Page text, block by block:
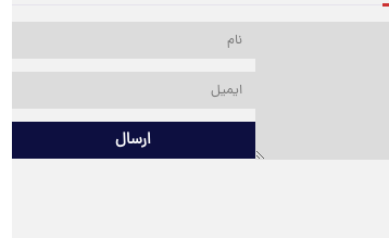
ارسال